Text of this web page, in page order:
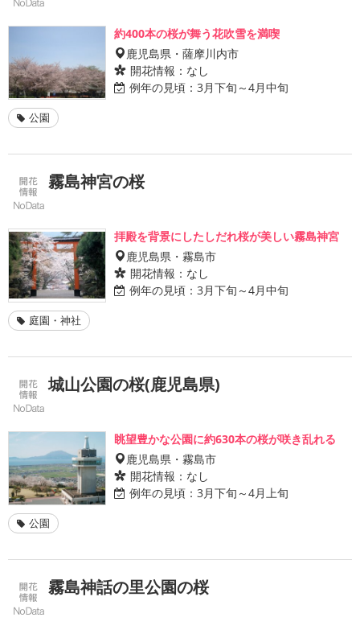
約400本の桜が舞う花吹雪を満喫
鹿児島県・薩摩川内市
開花情報： なし
例年の見頃： 3月下旬～4月中旬
公園
霧島神宮の桜
拝殿を背景にしたしだれ桜が美しい霧島神宮
鹿児島県・霧島市
開花情報： なし
例年の見頃： 3月下旬～4月中旬
庭園・神社
城山公園の桜(鹿児島県)
眺望豊かな公園に約630本の桜が咲き乱れる
鹿児島県・霧島市
開花情報： なし
例年の見頃： 3月下旬～4月上旬
公園
霧島神話の里公園の桜